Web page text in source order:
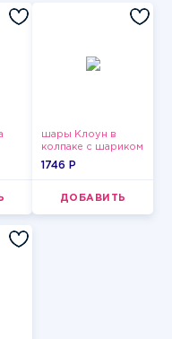
шары Клоун в
колпаке с шариком
1746 P
ДОБАВИТЬ